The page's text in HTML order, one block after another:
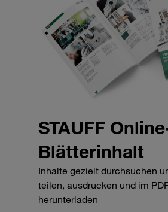
STAUFF
Blätterinhalt
Inhalte gezielt durchsuchen
teilen, ausdrucken und im
herunterladen